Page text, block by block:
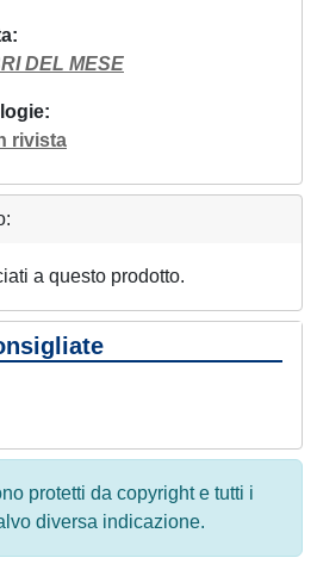
DEL MESE
rivista
a questo prodotto.
protetti da copyright e tutti i
diversa indicazione.